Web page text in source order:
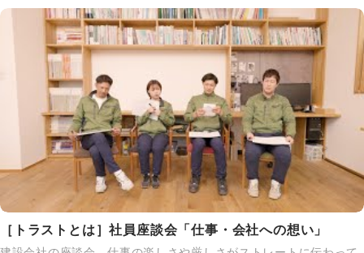
［トラストとは］社員座談会「仕事・会社への想い」